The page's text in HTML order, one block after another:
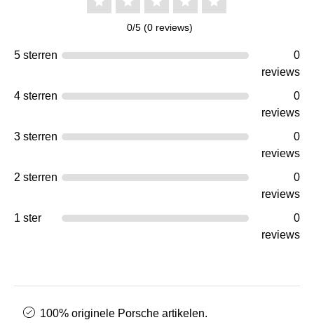
0/5 (0 reviews)
5 sterren
0
reviews
4 sterren
0
reviews
3 sterren
0
reviews
2 sterren
0
reviews
1 ster
0
reviews
100% originele Porsche artikelen.